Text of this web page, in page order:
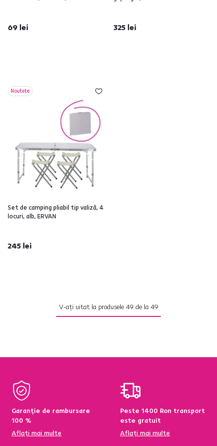
69 lei 325 lei
Noutate
Set de camping pliabil tip valiză, 4
locuri, alb, ERVAN
245 lei
V-ați uitat la produsele 49 de la 49
Garanție de rambursare
100 %
Aflați mai multe
Peste 1400 Ron transport
este gratuit
Aflați mai multe